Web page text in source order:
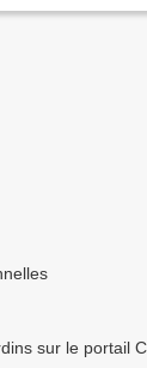
sur le portail